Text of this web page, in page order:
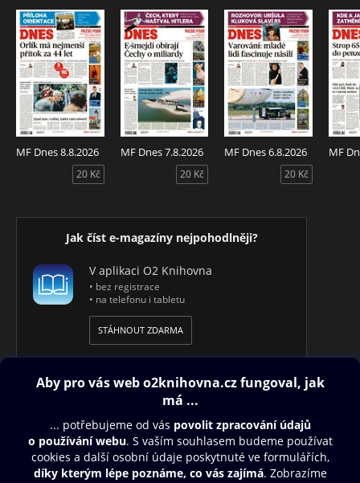
spotřebitelskými
TESTY KVALITY
• Středa s inspirací pro váš domov a zahradu vDOMA DNES
• Čtvrtek s televizním programemMagazín DNES+TV
• Pátek se mohou čtenáři těšit na časopisDNES Speciál
• Sobota se spoustou zajímavého čtení na volné dny ve
Víkend DNES a v Orientaci Lidových novin.
V RÁMCI NÁKUPU MÁTE K DISPOZICI 2 LIBOVOLNÁ
REGIONÁLNÍ VYDÁNÍ TOHOTO TITULU.
MF Dnes 8.8.2026
20 Kč
MF Dnes 7.8.2026
20 Kč
MF Dnes 6.8.2026
20 Kč
MF
Jak číst e-magazíny nejpohodlněji?
V aplikaci O2 Knihovna
• bez registrace
• na telefonu i tabletu
STÁHNOUT ZDARMA
Obsah ke stažení
Moje O2 Knihovna